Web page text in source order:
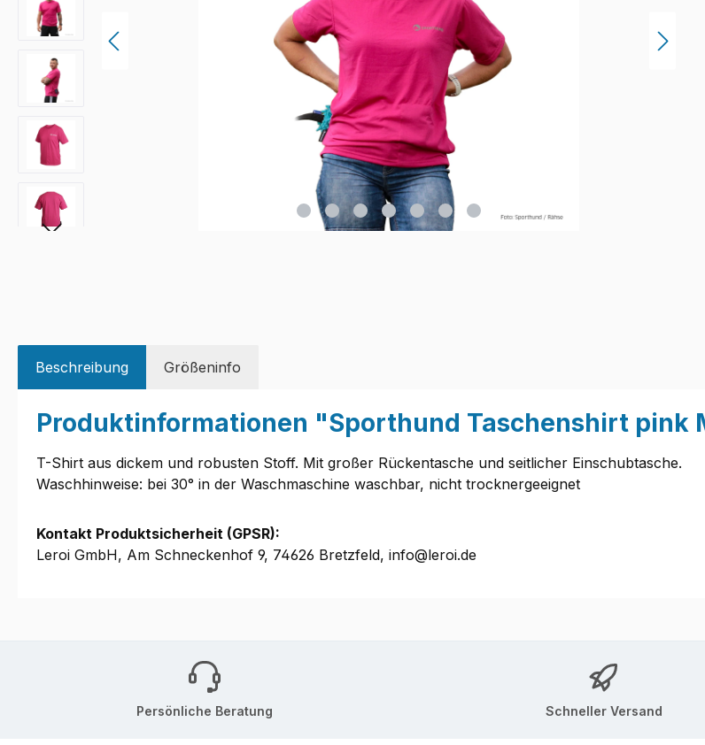
Beschreibung Größeninfo
Produktinformationen "Sporthund Taschenshirt pink
T-Shirt aus dickem und robusten Stoff. Mit großer Rückentasche und seitlicher Einschubtasche.
Waschhinweise: bei 30° in der Waschmaschine waschbar, nicht trocknergeeignet
Kontakt Produktsicherheit (GPSR):
Leroi GmbH, Am Schneckenhof 9, 74626 Bretzfeld, info@leroi.de
Persönliche Beratung Schneller Versand